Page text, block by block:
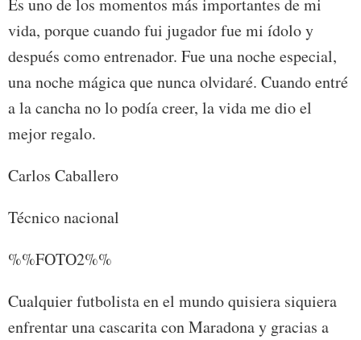
vida, porque cuando fui jugador fue mi ídolo y
después como entrenador. Fue una noche especial,
una noche mágica que nunca olvidaré. Cuando entré
a la cancha no lo podía creer, la vida me dio el
mejor regalo.
Carlos Caballero
Técnico nacional
%%FOTO2%%
Cualquier futbolista en el mundo quisiera siquiera
enfrentar una cascarita con Maradona y gracias a